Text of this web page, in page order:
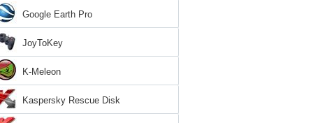
Google Earth Pro
JoyToKey
K-Meleon
Kaspersky Rescue Disk